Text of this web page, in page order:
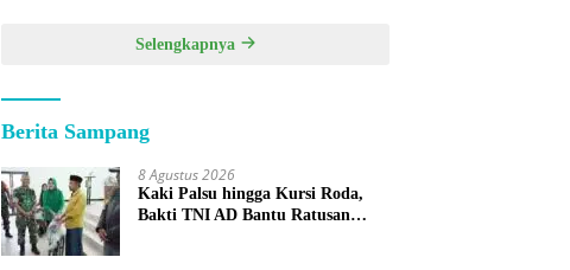
Selengkapnya
Berita Sampang
8 Agustus 2026
Kaki Palsu hingga Kursi Roda,
Bakti TNI AD Bantu Ratusan